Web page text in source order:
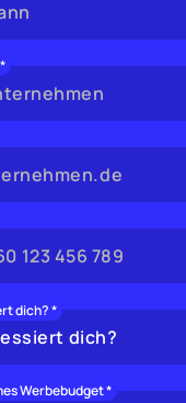
dich? *
dich?
Werbebudget *